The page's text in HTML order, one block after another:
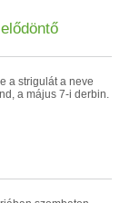
a strigulát a neve
a május 7-i derbin.